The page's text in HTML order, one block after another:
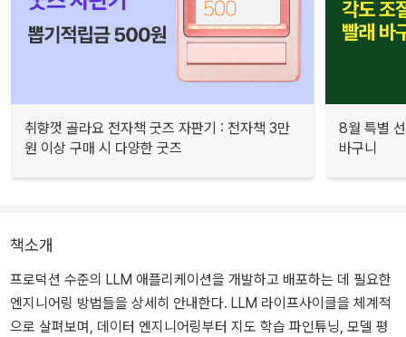
취향껏 골라요 전자책 굿즈 자판기 : 전자책 3만
원 이상 구매 시 다양한 굿즈
8월 특별
바구니
책소개
프로덕션 수준의 LLM 애플리케이션을 개발하고 배포하는 데 필요한
엔지니어링 방법들을 상세히 안내한다. LLM 라이프사이클을 체계적
으로 살펴보며, 데이터 엔지니어링부터 지도 학습 파인튜닝, 모델 평